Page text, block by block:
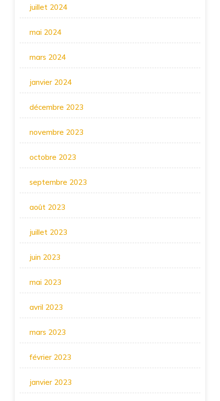
juillet 2024
mai 2024
mars 2024
janvier 2024
décembre 2023
novembre 2023
octobre 2023
septembre 2023
août 2023
juillet 2023
juin 2023
mai 2023
avril 2023
mars 2023
février 2023
janvier 2023